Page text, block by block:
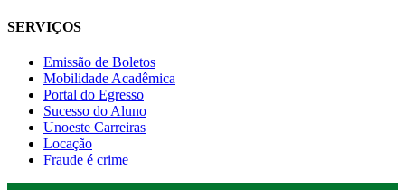
SERVIÇOS
Emissão de Boletos
Mobilidade Acadêmica
Portal do Egresso
Sucesso do Aluno
Unoeste Carreiras
Locação
Fraude é crime